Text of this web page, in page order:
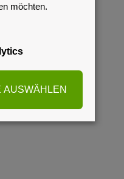
möchten.
AUSWÄHLEN